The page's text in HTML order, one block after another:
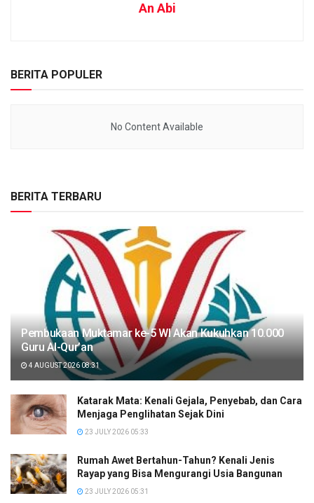
An Abi
BERITA POPULER
No Content Available
BERITA TERBARU
Pembukaan Muktamar ke-5 WI Akan Kukuhkan 10.000
Guru Al-Qur’an
4 AUGUST 2026 08:31
Katarak Mata: Kenali Gejala, Penyebab, dan Cara
Menjaga Penglihatan Sejak Dini
23 JULY 2026 05:33
Rumah Awet Bertahun-Tahun? Kenali Jenis
Rayap yang Bisa Mengurangi Usia Bangunan
23 JULY 2026 05:31